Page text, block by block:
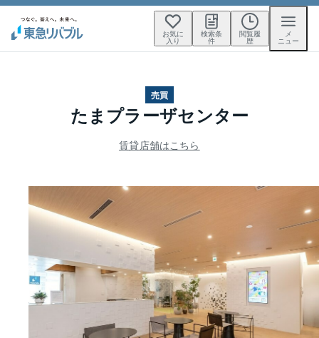
お気に
入り
検索条
件
閲覧履
歴
メ
ニュー
売買
たまプラーザセンター
賃貸店舗はこちら